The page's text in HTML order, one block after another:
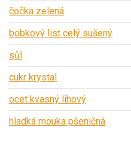
čočka zelená
bobkový list celý sušený
sůl
cukr krystal
ocet kvasný lihový
hladká mouka pšeničná